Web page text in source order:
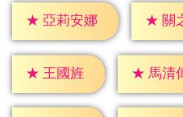
★ 亞莉安娜 ★ 關
★ 王國旌 ★ 馬清